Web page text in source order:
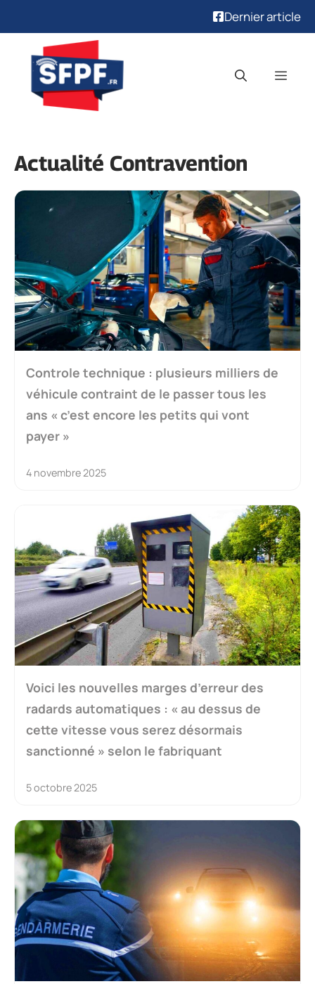
Dernier article
contenu
Actualité Contravention
Controle technique : plusieurs milliers de
véhicule contraint de le passer tous les
ans « c’est encore les petits qui vont
payer »
4 novembre 2025
Voici les nouvelles marges d’erreur des
radards automatiques : « au dessus de
cette vitesse vous serez désormais
sanctionné » selon le fabriquant
5 octobre 2025